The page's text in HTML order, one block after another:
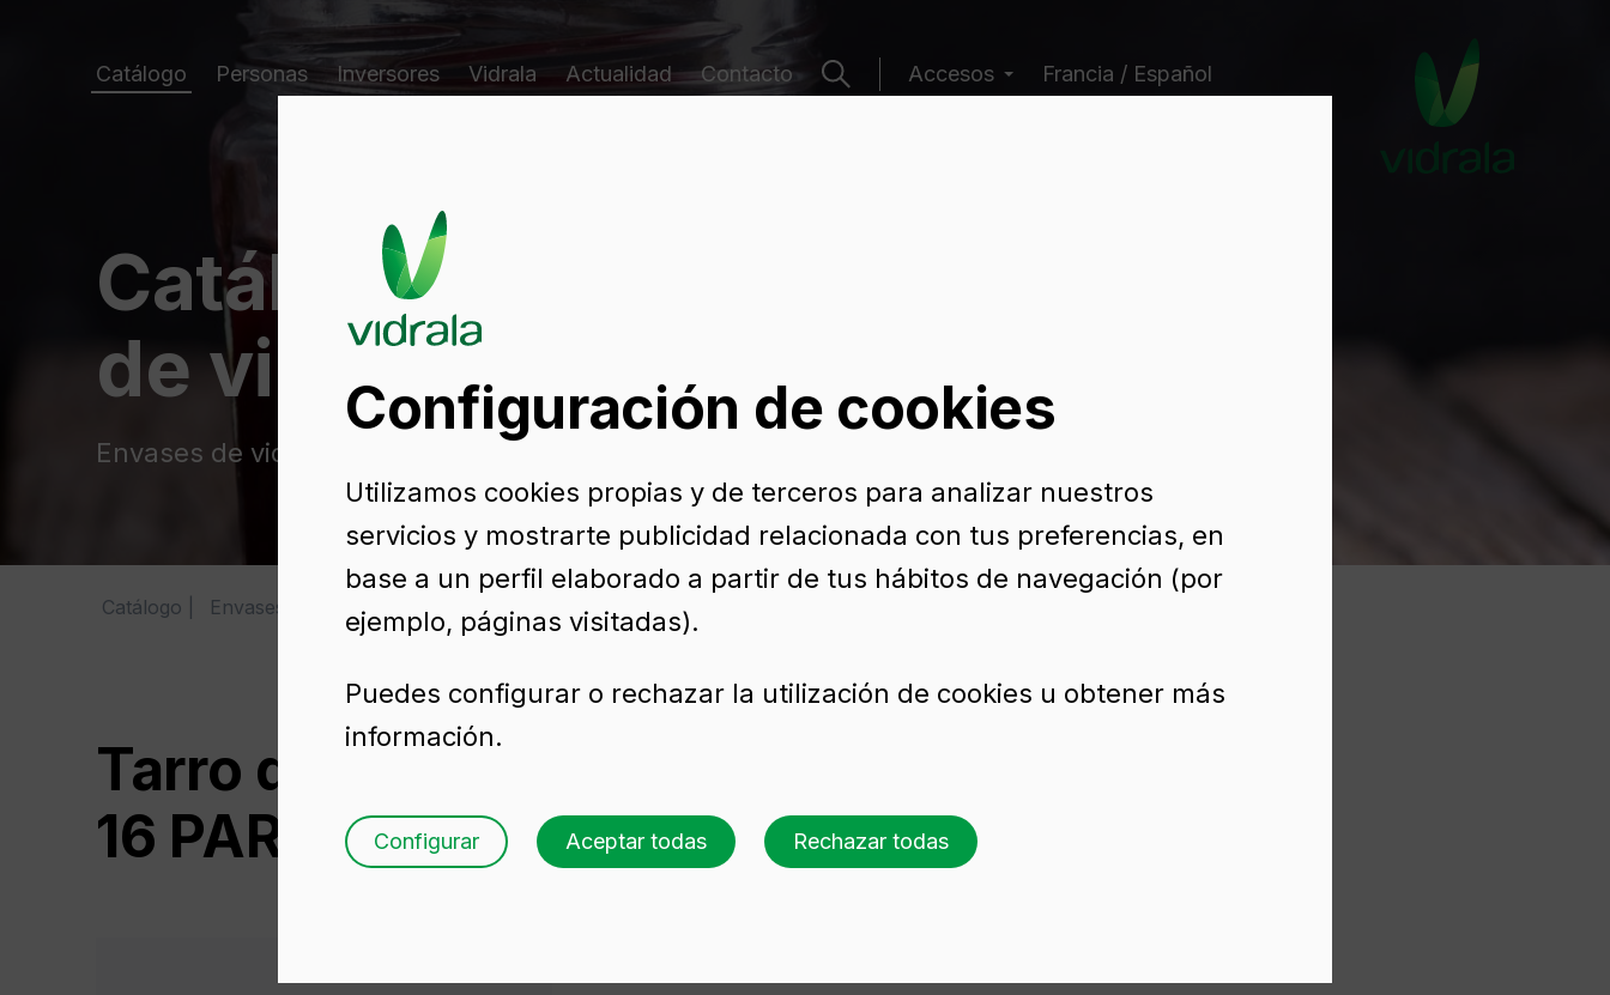
Catálogo Personas Inversores Vidrala Actualidad Contacto Accesos Francia / Español
Catálogo de envases
de vidrio
Envases de vidrio para conservas
Catálogo Envases de vidrio para conservas 16 PAR PLUS
Tarro de vidrio para conservas 467 ml
16 PAR PLUS
Configuración de cookies
Utilizamos cookies propias y de terceros para analizar nuestros
servicios y mostrarte publicidad relacionada con tus preferencias, en
base a un perfil elaborado a partir de tus hábitos de navegación (por
ejemplo, páginas visitadas).
Puedes configurar o rechazar la utilización de cookies u obtener más
información.
Configurar Aceptar todas Rechazar todas